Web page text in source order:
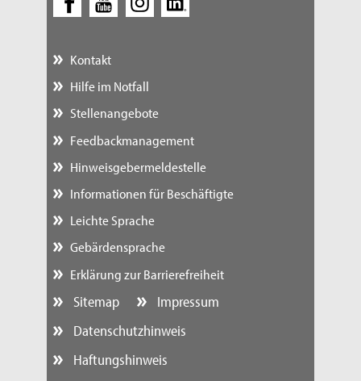
Kontakt
Hilfe im Notfall
Stellenangebote
Feedbackmanagement
Hinweisgebermeldestelle
Informationen für Beschäftigte
Leichte Sprache
Gebärdensprache
Erklärung zur Barrierefreiheit
Sitemap
Impressum
Datenschutzhinweis
Haftungshinweis